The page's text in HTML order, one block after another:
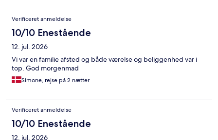
Verificeret anmeldelse
10/10 Enestående
12. jul. 2026
Vi var en familie afsted og både værelse og beliggenhed var i
top. God morgenmad
Simone, rejse på 2 nætter
Verificeret anmeldelse
10/10 Enestående
12. jul. 2026